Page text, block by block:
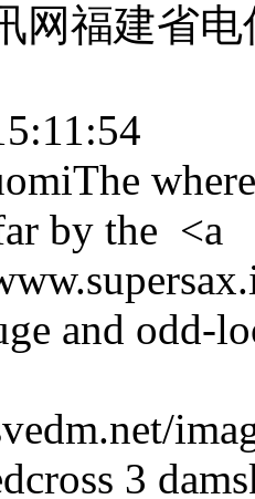
网福建省
by the <a
and odd-
3